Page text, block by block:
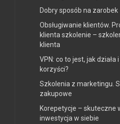
Dobry sposób na zarobek
Obsługiwanie klientów.
klienta szkolenie –
klienta
VPN: co to jest, jak działa
korzyści?
Szkolenia z marketingu.
zakupowe
Korepetycje – skuteczne
inwestycja w siebie